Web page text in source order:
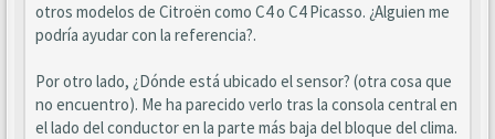
otros modelos de Citroën como C4 o C4 Picasso. ¿Alguien me
podría ayudar con la referencia?.
Por otro lado, ¿Dónde está ubicado el sensor? (otra cosa que
no encuentro). Me ha parecido verlo tras la consola central en
el lado del conductor en la parte más baja del bloque del clima.